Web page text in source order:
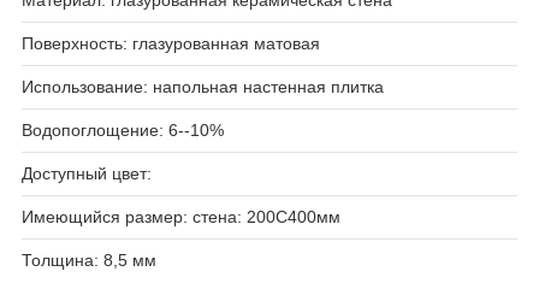
Поверхность: глазурованная матовая
Использование: напольная настенная плитка
Водопоглощение: 6--10%
Доступный цвет:
Имеющийся размер: стена: 200С400мм
Толщина: 8,5 мм